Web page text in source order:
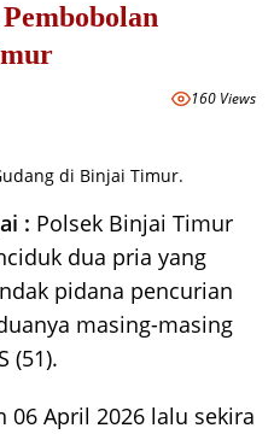
160 Views
di Binjai Timur.
: Polsek Binjai Timur
dua pria yang
pidana pencurian
masing-masing
(51).
06 April 2026 lalu sekira